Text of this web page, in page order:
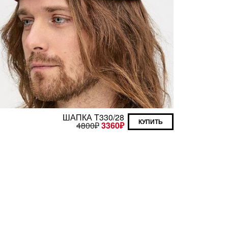
ШАПКА T330/28
4800₽3360₽ КУПИТЬ